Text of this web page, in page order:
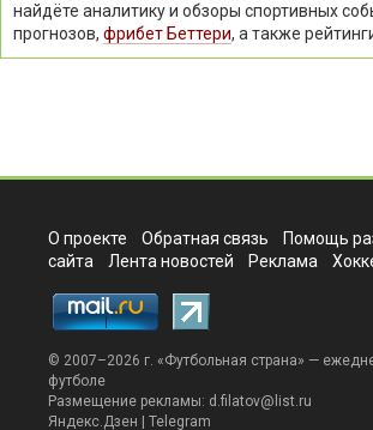
найдёте аналитику и обзоры спортивных
прогнозов, фрибет Беттери, а также
О проекте Обратная связь
Помощь
сайта
Лента новостей Реклама
© 2007–2026 г. «Футбольная страна» —
футболе
Размещение рекламы: d.filatov@list.ru
Яндекс.Дзен
Telegram